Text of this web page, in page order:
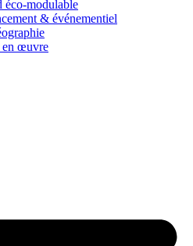
éco-modulable
& événementiel
en œuvre